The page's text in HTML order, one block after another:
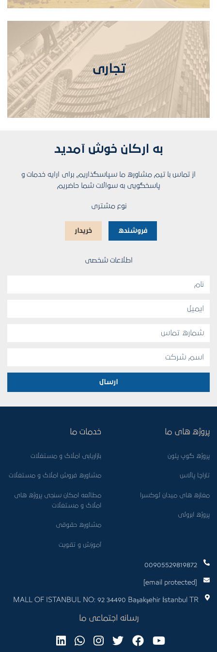
زمین ها
بیشتر ببین
تجاری
تجاری
بیشتر ببین
به ارکان خوش آمدید
از تماس با تیم مشاوره ما سپاسگذاریم, برای ارایه خدمات و
پاسخگویی به سوالات شما حاضریم
نوع مشتری
فروشنده خریدار
اطلاعات شخصی
ارسال
00905529819872
[email protected]
MALL OF ISTANBUL NO: 92 34490 Başakşehir İstanbul TR
پروژه های ما
پروژه گوپ پلون
تاراچا پالاس
مغازه های میدان لوکسرا
پروژه ابرولی
خدمات ما
بازاریابی املاک و مستغلات
مشاوره فروش املاک و مستغلات
مطالعه امکان سنجی پروژه های
املاک و مستغلات
مشاوره حقوقی
آموزش و تقویت
رسانه اجتماعی ما